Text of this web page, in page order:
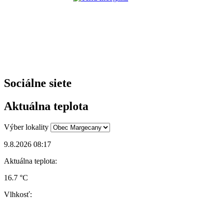
Sociálne siete
Aktuálna teplota
Výber lokality
9.8.2026 08:17
Aktuálna teplota:
16.7 °C
Vlhkosť: